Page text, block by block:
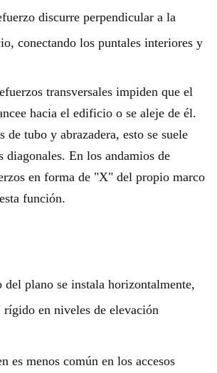
discurre perpendicular a la
conectando los puntales interiores y
transversales impiden que el
hacia el edificio o se aleje de él.
de tubo y abrazadera, esto se suele
diagonales. En los andamios de
en forma de "X" del propio marco
función.
plano se instala horizontalmente,
en niveles de elevación
es menos común en los accesos